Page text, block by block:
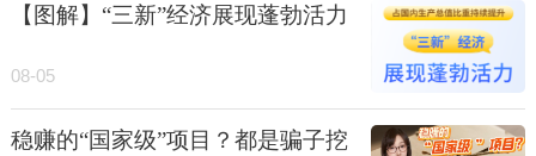
【图解】“三新”经济展现蓬勃活力
08-05
稳赚的“国家级”项目？都是骗子挖